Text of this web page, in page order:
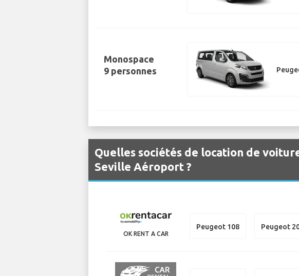
Monospace
9 personnes
Quelles sociétés de location de
Seville Aéroport ?
OK RENT A CAR
Peugeot 108 Peugeot